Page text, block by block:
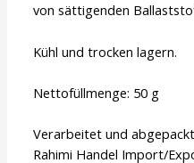
von sättigenden
Kühl und trocken lagern.
Nettofüllmenge: 50 g
Verarbeitet und
Rahimi Handel Import/